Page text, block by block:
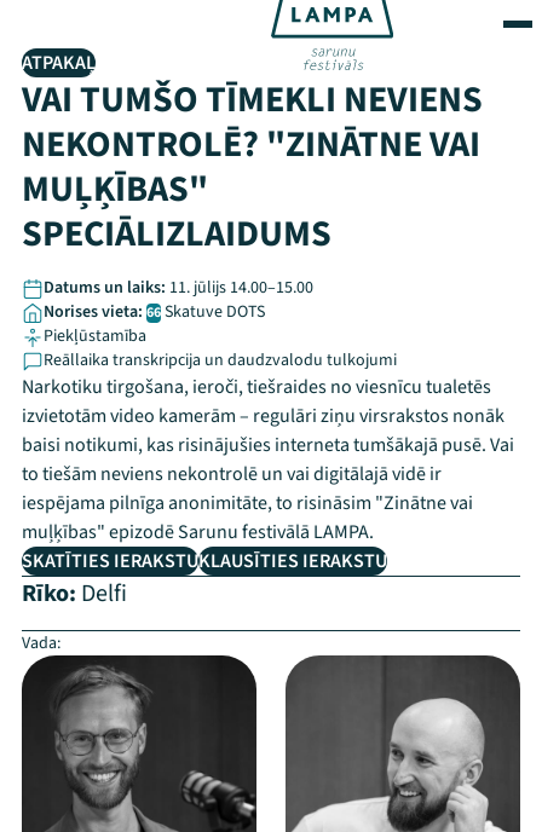
ATPAKAĻ
VAI TUMŠO TĪMEKLI NEVIENS
NEKONTROLĒ? "ZINĀTNE VAI
MUĻĶĪBAS"
SPECIĀLIZLAIDUMS
Datums un laiks: 11. jūlijs 14.00–15.00
Norises vieta: 66Skatuve DOTS
Piekļūstamība
Reāllaika transkripcija un daudzvalodu tulkojumi
Narkotiku tirgošana, ieroči, tiešraides no viesnīcu tualetēs
izvietotām video kamerām – regulāri ziņu virsrakstos nonāk
baisi notikumi, kas risinājušies interneta tumšākajā pusē. Vai
to tiešām neviens nekontrolē un vai digitālajā vidē ir
iespējama pilnīga anonimitāte, to risināsim "Zinātne vai
muļķības" epizodē Sarunu festivālā LAMPA.
SKATĪTIES IERAKSTUKLAUSĪTIES IERAKSTU
Rīko: Delfi
Vada: